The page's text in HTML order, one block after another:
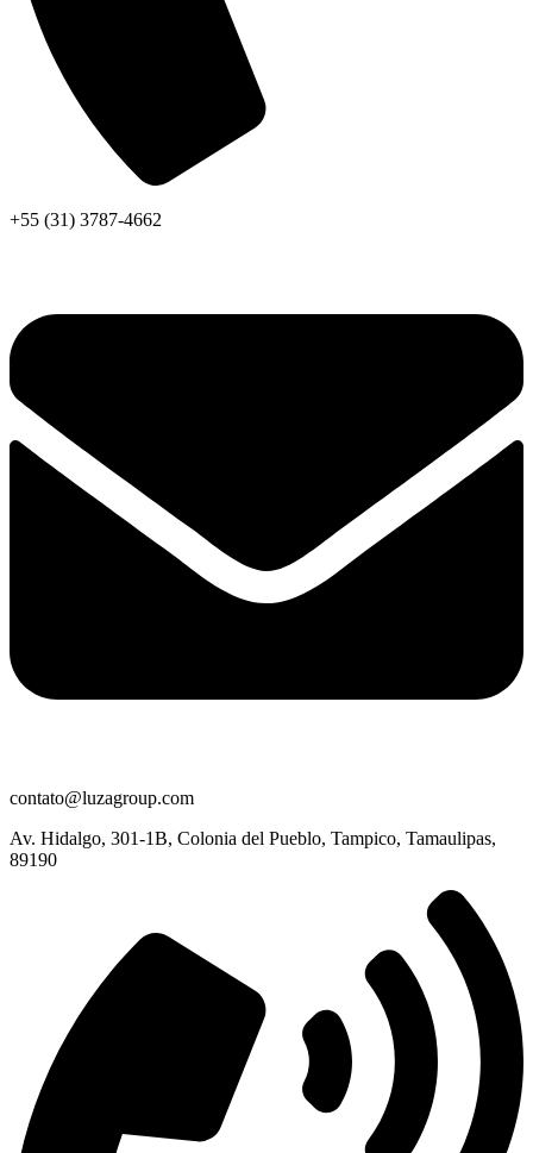
+55 (31) 3787-4662
contato@luzagroup.com
Av. Hidalgo, 301-1B, Colonia del Pueblo, Tampico, Tamaulipas,
89190